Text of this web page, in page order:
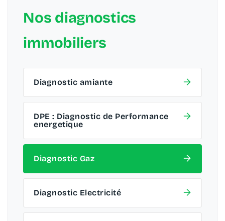
Nos diagnostics
immobiliers
Diagnostic amiante
DPE : Diagnostic de Performance
energetique
Diagnostic Gaz
Diagnostic Electricité